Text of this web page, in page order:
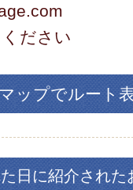
ください
ップでルート
日に紹介された